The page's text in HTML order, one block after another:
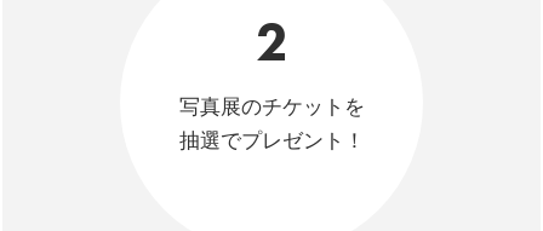
2
写真展のチケットを
抽選でプレゼント！